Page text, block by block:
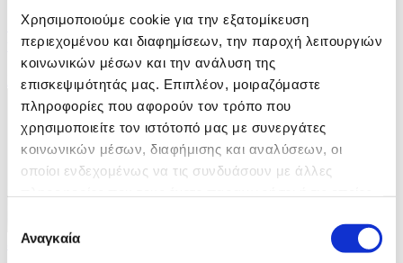
Χρησιμοποιούμε cookie για την εξατομίκευση
περιεχομένου και διαφημίσεων, την παροχή λειτουργιών
κοινωνικών μέσων και την ανάλυση της
επισκεψιμότητάς μας. Επιπλέον, μοιραζόμαστε
πληροφορίες που αφορούν τον τρόπο που
χρησιμοποιείτε τον ιστότοπό μας με συνεργάτες
κοινωνικών μέσων, διαφήμισης και αναλύσεων, οι
οποίοι ενδεχομένως να τις συνδυάσουν με άλλες
των υπηρεσιών τους.
συγκατάθεσης
Αναγκαία
Ξηρασία στην Ουαλία μετά τον παρατεταμένο
καύσωνα
ID: 10664721
8 Φωτογραφίες